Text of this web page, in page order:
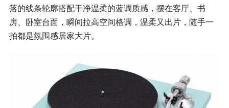
落的线条轮廓搭配干净温柔的蓝调质感，摆在客厅、书
房、卧室台面，瞬间拉高空间格调，温柔又出片，随手一
拍都是氛围感居家大片。